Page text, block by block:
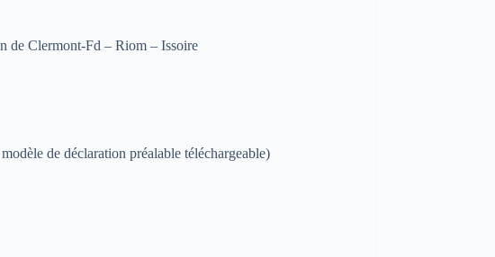
de Clermont-Fd – Riom – Issoire
de déclaration préalable téléchargeable)